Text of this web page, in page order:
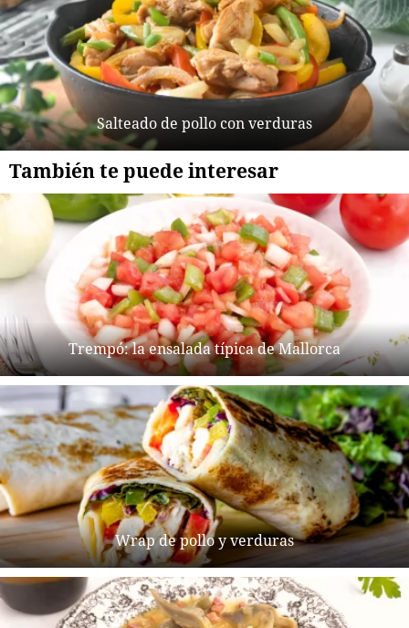
Salteado de pollo con verduras
También te puede interesar
Trempó: la ensalada típica de Mallorca
Wrap de pollo y verduras